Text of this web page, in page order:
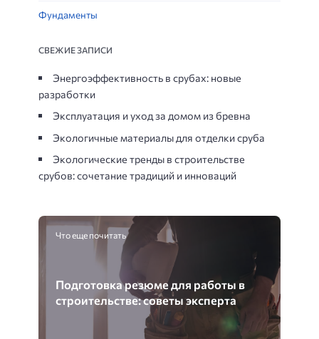
Фундаменты
СВЕЖИЕ ЗАПИСИ
Энергоэффективность в срубах: новые
разработки
Эксплуатация и уход за домом из бревна
Экологичные материалы для отделки сруба
Экологические тренды в строительстве
срубов: сочетание традиций и инноваций
Что еще почитать
Подготовка резюме для работы в
строительстве: советы эксперта